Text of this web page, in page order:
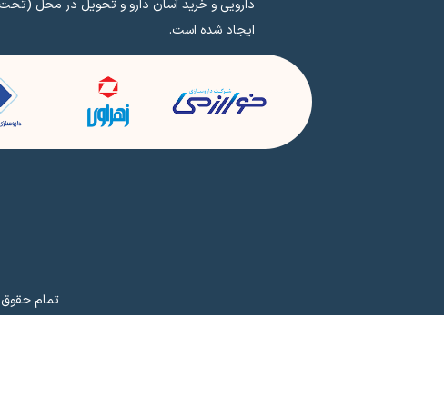
دارویی و خرید آسان دارو و تحویل در محل (تحت
ایجاد شده است.
تمام